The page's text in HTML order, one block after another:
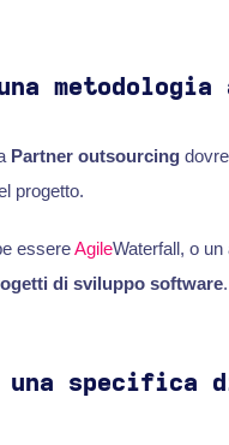
metodologia
Partner outsourcing
progetto.
essereAgileWaterfall, o
di sviluppo software.
una specifica